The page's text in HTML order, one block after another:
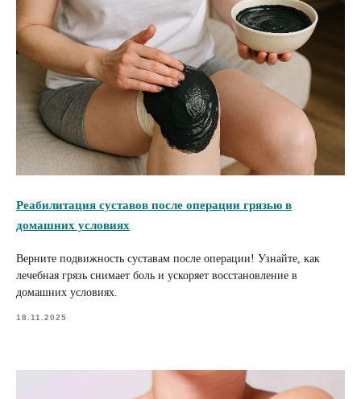
Реабилитация суставов после операции грязью в
домашних условиях
Верните подвижность суставам после операции! Узнайте, как
лечебная грязь снимает боль и ускоряет восстановление в
домашних условиях.
18.11.2025